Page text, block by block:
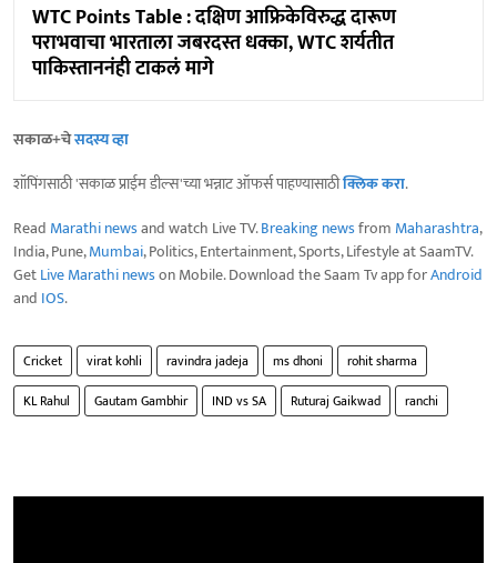
WTC Points Table : दक्षिण आफ्रिकेविरुद्ध दारूण
पराभवाचा भारताला जबरदस्त धक्का, WTC शर्यतीत
पाकिस्ताननंही टाकलं मागे
सकाळ+चेसदस्य व्हा
शॉपिंगसाठी 'सकाळ प्राईम डील्स'च्या भन्नाट ऑफर्स पाहण्यासाठीक्लिक करा.
Read Marathi newsand watch Live TV.Breaking newsfrom Maharashtra,
India, Pune,Mumbai, Politics, Entertainment, Sports, Lifestyle at SaamTV.
GetLive Marathi newson Mobile. Download the Saam Tv app forAndroid
and IOS.
Cricket virat kohli ravindra jadeja ms dhoni
rohit sharma
KL Rahul
Gautam Gambhir IND vs SA Ruturaj Gaikwad ranchi